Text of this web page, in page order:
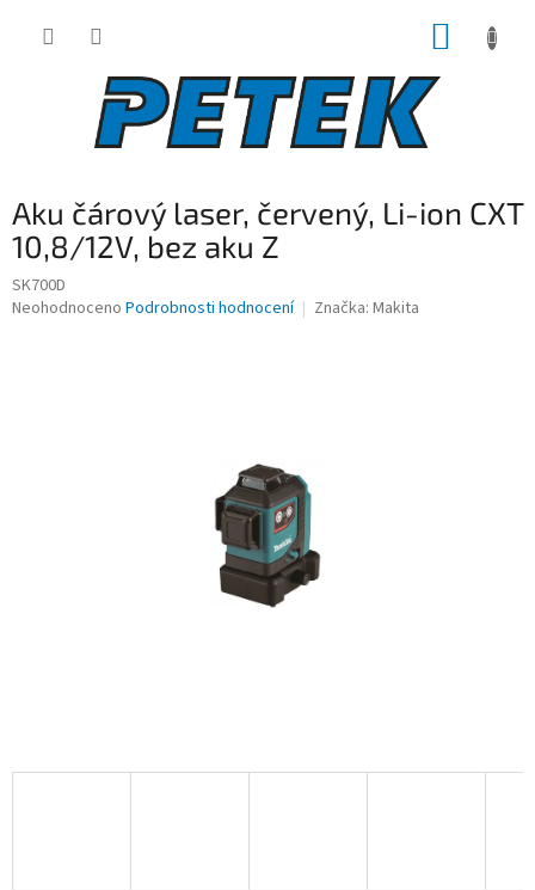
Aku čárový laser, červený, Li-ion CXT
10,8/12V, bez aku Z
SK700D
Průměrné
Neohodnoceno Podrobnosti hodnocení Značka: Makita